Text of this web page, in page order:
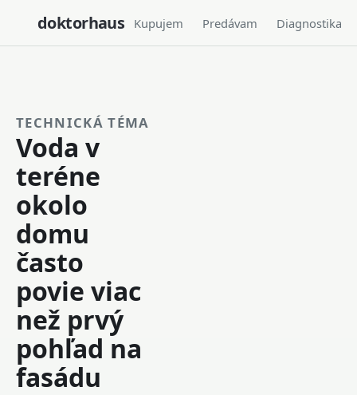
doktorhaus Kupujem Predávam Diagnostika
TECHNICKÁ TÉMA
Voda v
teréne
okolo
domu
často
povie viac
než prvý
pohľad na
fasádu